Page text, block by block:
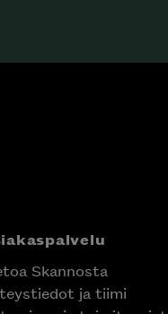
Skannosta
ja tiimi